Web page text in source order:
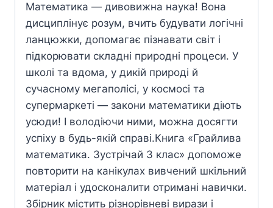
Математика — дивовижна наука! Вона
дисциплінує розум, вчить будувати логічні
ланцюжки, допомагає пізнавати світ і
підкорювати складні природні процеси. У
школі та вдома, у дикій природі й
сучасному мегаполісі, у космосі та
супермаркеті — закони математики діють
усюди! І володіючи ними, можна досягти
успіху в будь-якій справі.Книга «Грайлива
математика. Зустрічай 3 клас» допоможе
повторити на канікулах вивчений шкільний
матеріал і удосконалити отримані навички.
Збірник містить різнорівневі вирази і